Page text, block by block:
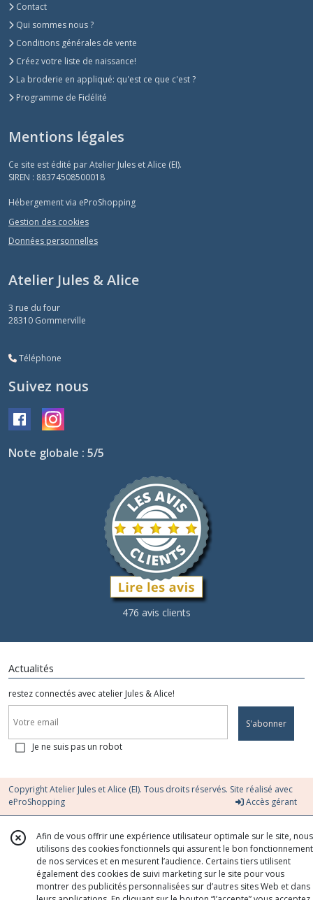
Contact
Qui sommes nous ?
Conditions générales de vente
Créez votre liste de naissance!
La broderie en appliqué: qu'est ce que c'est ?
Programme de Fidélité
Mentions légales
Ce site est édité par Atelier Jules et Alice (EI).
SIREN : 88374508500018
Hébergement via eProShopping
Gestion des cookies
Données personnelles
Atelier Jules & Alice
3 rue du four
28310 Gommerville
Téléphone
Suivez nous
Note globale : 5/5
476 avis clients
Actualités
restez connectés avec atelier Jules & Alice!
S'abonner
Je ne suis pas un robot
Copyright Atelier Jules et Alice (EI). Tous droits réservés. Site réalisé avec
eProShopping
Accès gérant
Afin de vous offrir une expérience utilisateur optimale sur le site, nous
utilisons des cookies fonctionnels qui assurent le bon fonctionnement
de nos services et en mesurent l’audience. Certains tiers utilisent
également des cookies de suivi marketing sur le site pour vous
montrer des publicités personnalisées sur d’autres sites Web et dans